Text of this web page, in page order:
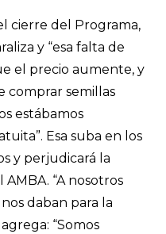
cierre del Programa,
y “esa falta de
el precio aumente, y
comprar semillas
estábamos
Esa suba en los
y perjudicará la
“A nosotros
daban para la
“Somos